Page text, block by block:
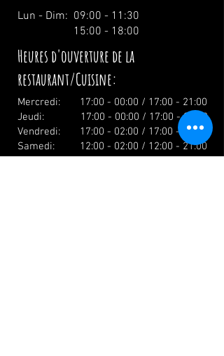
Lun - Dim: 09:00 - 11:30
15:00 - 18:00
Heures d'ouverture de la
restaurant/Cuisine:
Mercredi: 17:00 - 00:00 / 17:00 - 21:00
Jeudi: 17:00 - 00:00 / 17:00 - 21:00
Vendredi: 17:00 - 02:00 / 17:00 - 21:00
Samedi: 12:00 - 02:00 / 12:00 - 21:00